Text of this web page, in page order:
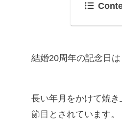
結婚20周年の記念日
長い年月をかけて焼
節目とされています。